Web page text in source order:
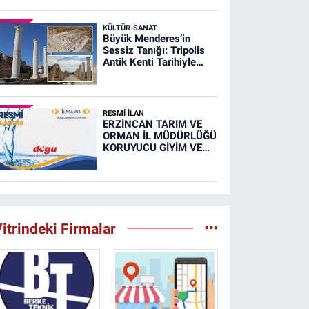
KÜLTÜR-SANAT
Büyük Menderes’in
Sessiz Tanığı: Tripolis
Antik Kenti Tarihiyle
RESMİ İLAN
ERZİNCAN TARIM VE
ORMAN İL MÜDÜRLÜĞÜ
KORUYUCU GİYİM VE
İLAN)
Firmalar